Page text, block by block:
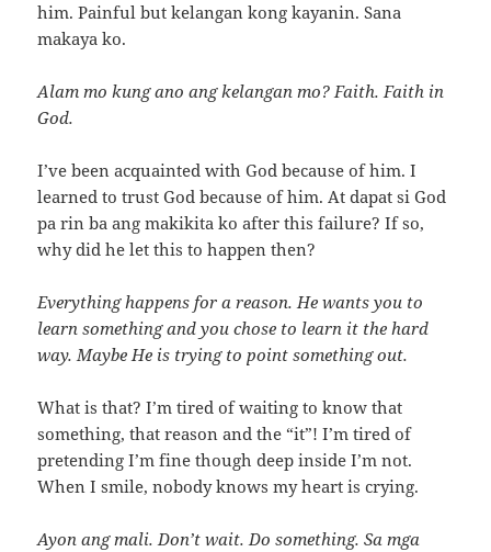
him. Painful but kelangan kong kayanin. Sana
makaya ko.
Alam mo kung ano ang kelangan mo? Faith. Faith in
God.
I’ve been acquainted with God because of him. I
learned to trust God because of him. At dapat si God
pa rin ba ang makikita ko after this failure? If so,
why did he let this to happen then?
Everything happens for a reason. He wants you to
learn something and you chose to learn it the hard
way. Maybe He is trying to point something out.
What is that? I’m tired of waiting to know that
something, that reason and the “it”! I’m tired of
pretending I’m fine though deep inside I’m not.
When I smile, nobody knows my heart is crying.
Ayon ang mali. Don’t wait. Do something. Sa mga